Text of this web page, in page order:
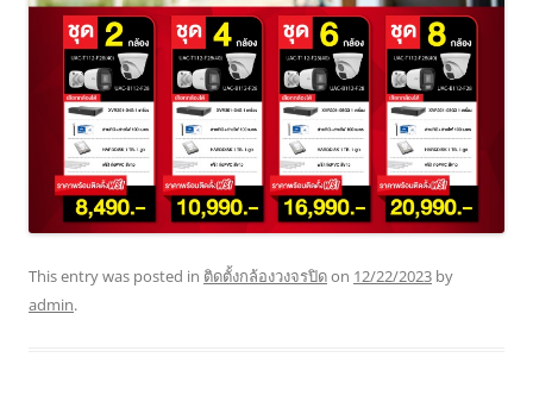
This entry was posted in ติดตั้งกล้องวงจรปิดon 12/22/2023 by
admin.